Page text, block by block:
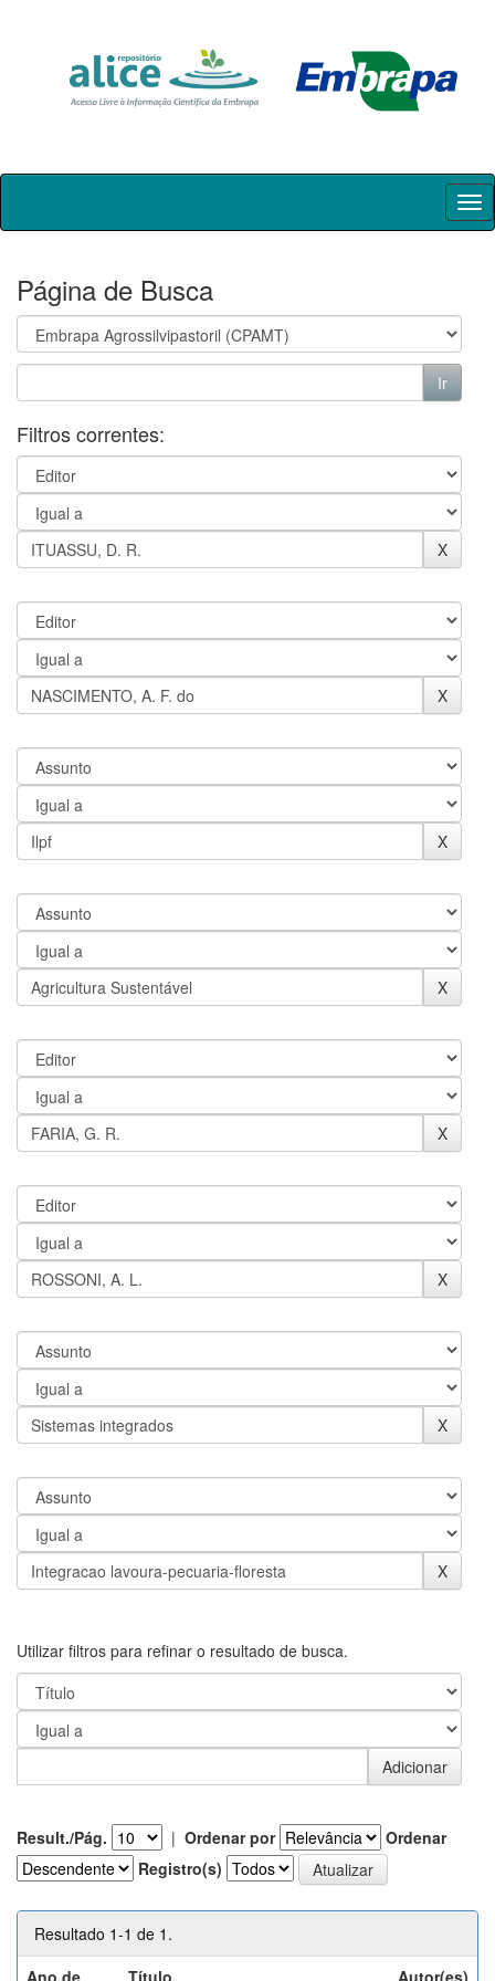
Skip
Página de Busca
Filtros correntes:
Utilizar filtros para refinar o resultado de busca.
Result./Pág. | Ordenar por
Ordenar
Registro(s)
Resultado 1-1 de 1.
Ano de
Título Autor(es)